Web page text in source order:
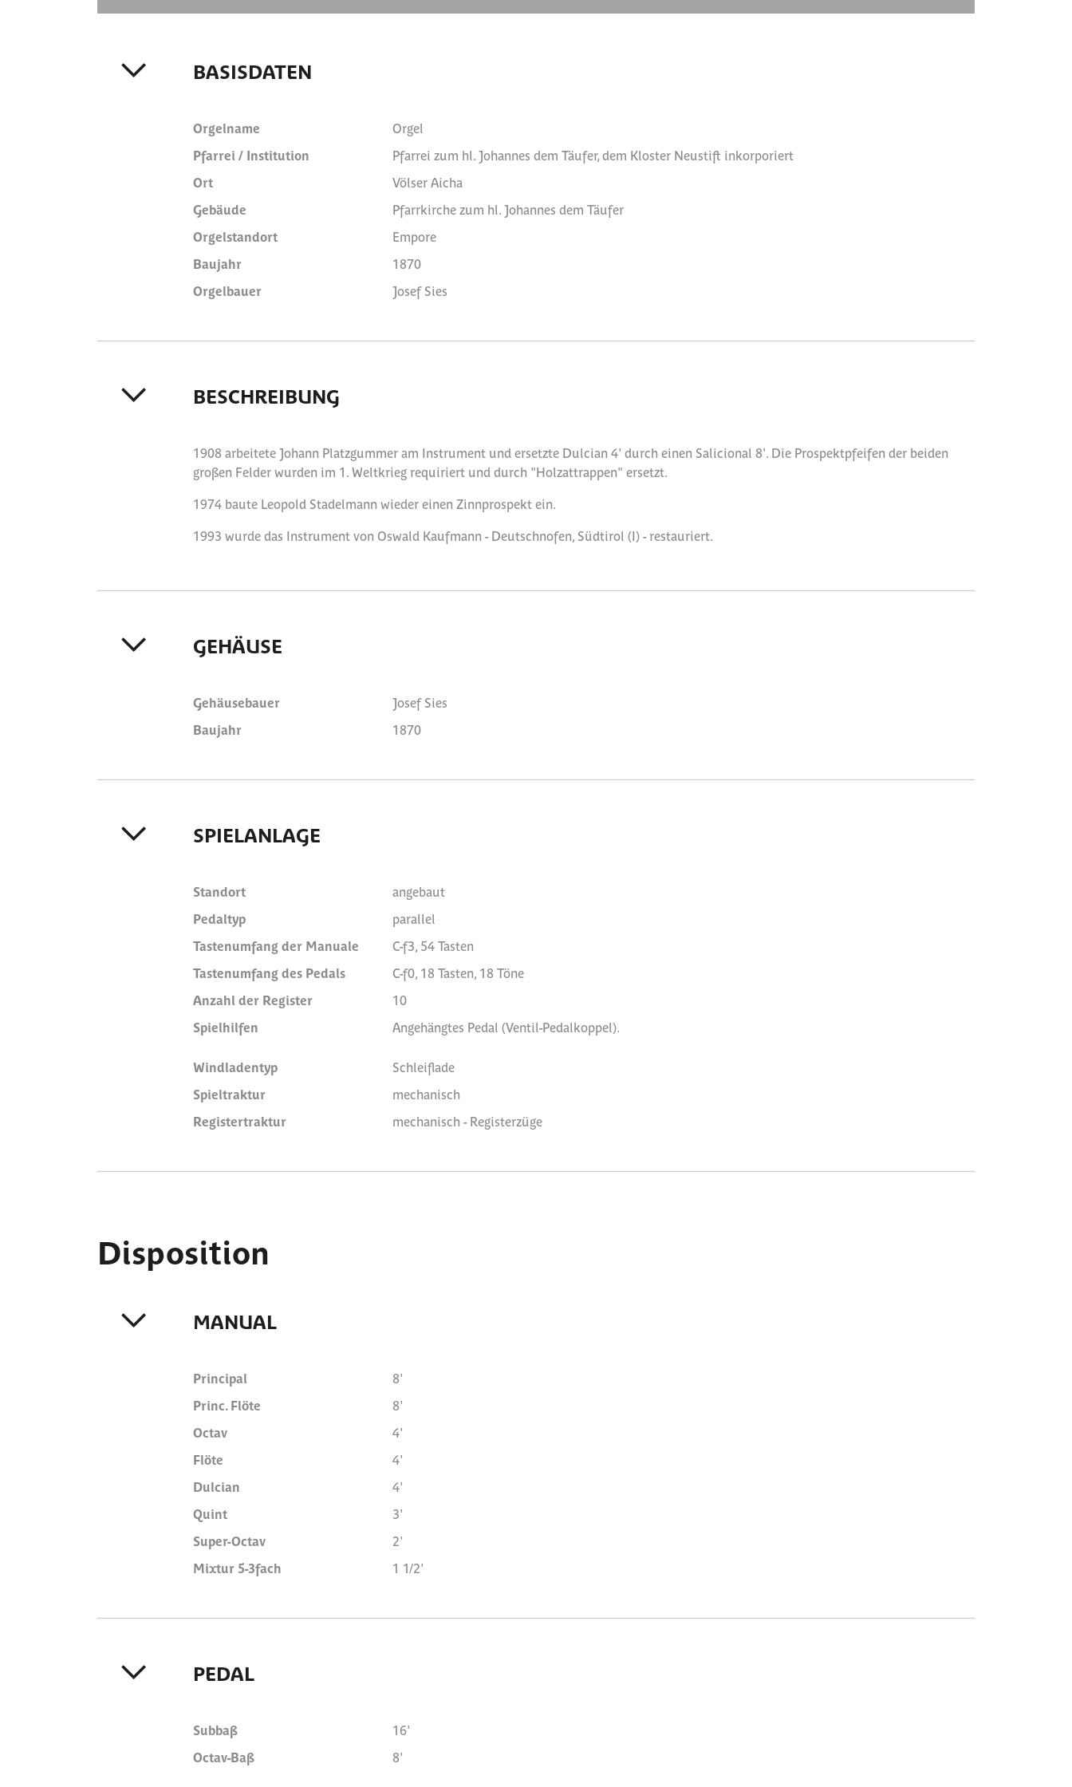
BASISDATEN
Orgelname
Orgel
Pfarrei / Institution
Pfarrei zum hl. Johannes dem Täufer, dem Kloster Neustift inkorporiert
Ort
Völser Aicha
Gebäude
Pfarrkirche zum hl. Johannes dem Täufer
Orgelstandort
Empore
Baujahr
1870
Orgelbauer
Josef Sies
BESCHREIBUNG
1908 arbeitete Johann Platzgummer am Instrument und ersetzte Dulcian 4' durch einen Salicional 8'. Die Prospektpfeifen der beiden
großen Felder wurden im 1. Weltkrieg requiriert und durch "Holzattrappen" ersetzt.
1974 baute Leopold Stadelmann wieder einen Zinnprospekt ein.
1993 wurde das Instrument von Oswald Kaufmann - Deutschnofen, Südtirol (I) - restauriert.
GEHÄUSE
Gehäusebauer
Josef Sies
Baujahr
1870
SPIELANLAGE
Standort
angebaut
Pedaltyp
parallel
Tastenumfang der Manuale
C-f3, 54 Tasten
Tastenumfang des Pedals
C-f0, 18 Tasten, 18 Töne
Anzahl der Register
10
Spielhilfen
Angehängtes Pedal (Ventil-Pedalkoppel).
Windladentyp
Schleiflade
Spieltraktur
mechanisch
Registertraktur
mechanisch - Registerzüge
Disposition
MANUAL
Principal
8'
Princ. Flöte
8'
Octav
4'
Flöte
4'
Dulcian
4'
Quint
3'
Super-Octav
2'
Mixtur 5-3fach
1 1/2'
PEDAL
Subbaß
16'
Octav-Baß
8'